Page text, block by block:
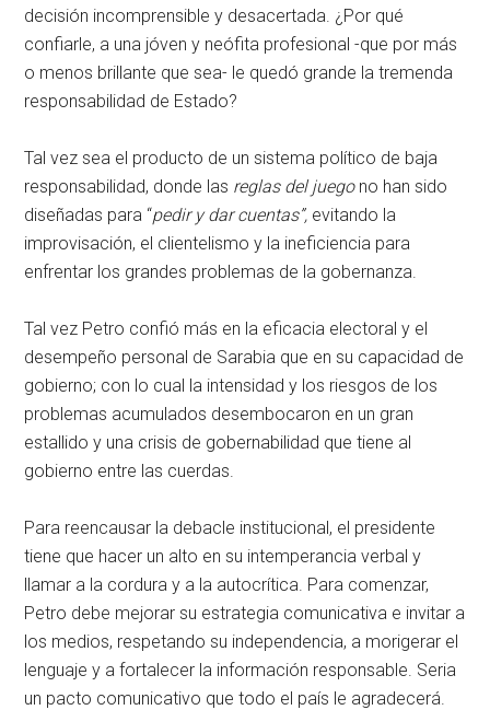
decisión incomprensible y desacertada. ¿Por qué
confiarle, a una jóven y neófita profesional -que por más
o menos brillante que sea- le quedó grande la tremenda
responsabilidad de Estado?
Tal vez sea el producto de un sistema político de baja
responsabilidad, donde las reglas del juegono han sido
diseñadas para “pedir y dar cuentas”, evitando la
improvisación, el clientelismo y la ineficiencia para
enfrentar los grandes problemas de la gobernanza.
Tal vez Petro confió más en la eficacia electoral y el
desempeño personal de Sarabia que en su capacidad de
gobierno; con lo cual la intensidad y los riesgos de los
problemas acumulados desembocaron en un gran
estallido y una crisis de gobernabilidad que tiene al
gobierno entre las cuerdas.
Para reencausar la debacle institucional, el presidente
tiene que hacer un alto en su intemperancia verbal y
llamar a la cordura y a la autocrítica. Para comenzar,
Petro debe mejorar su estrategia comunicativa e invitar a
los medios, respetando su independencia, a morigerar el
lenguaje y a fortalecer la información responsable. Seria
un pacto comunicativo que todo el país le agradecerá.